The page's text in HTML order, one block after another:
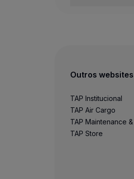
Outros websites
TAP Institucional
TAP Air Cargo
TAP Maintenance
TAP Store